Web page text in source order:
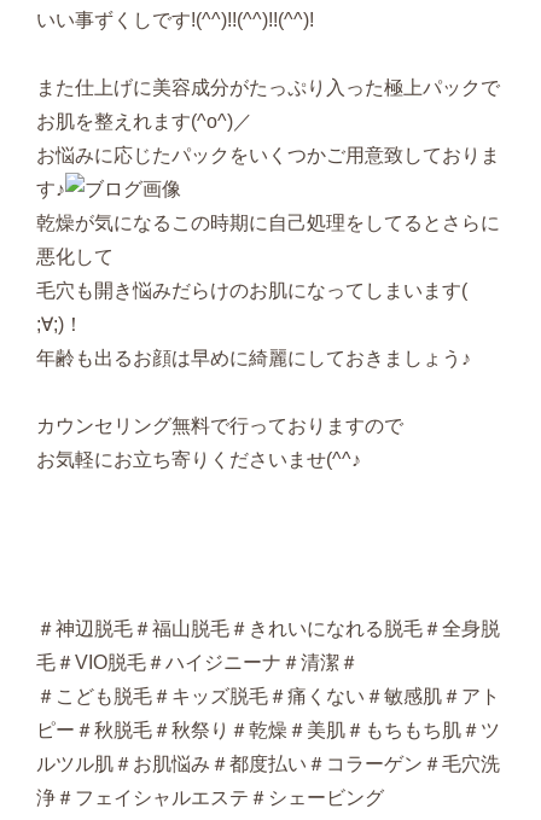
いい事ずくしです!(^^)!!(^^)!!(^^)!
また仕上げに美容成分がたっぷり入った極上パックで
お肌を整えれます(^o^)／
お悩みに応じたパックをいくつかご用意致しておりま
す♪
乾燥が気になるこの時期に自己処理をしてるとさらに
悪化して
毛穴も開き悩みだらけのお肌になってしまいます(
;∀;)！
年齢も出るお顔は早めに綺麗にしておきましょう♪
カウンセリング無料で行っておりますので
お気軽にお立ち寄りくださいませ(^^♪
＃神辺脱毛＃福山脱毛＃きれいになれる脱毛＃全身脱
毛＃VIO脱毛＃ハイジニーナ＃清潔＃
＃こども脱毛＃キッズ脱毛＃痛くない＃敏感肌＃アト
ピー＃秋脱毛＃秋祭り＃乾燥＃美肌＃もちもち肌＃ツ
ルツル肌＃お肌悩み＃都度払い＃コラーゲン＃毛穴洗
浄＃フェイシャルエステ＃シェービング